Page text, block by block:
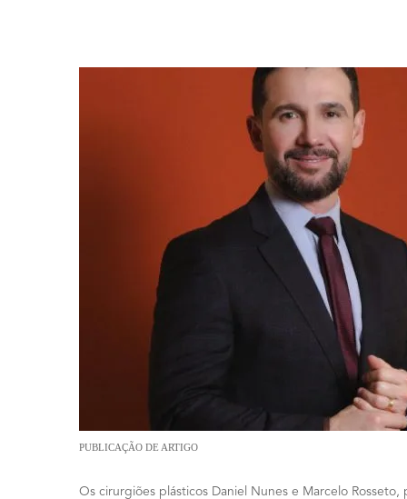
Livro “Cirurgia Plástica na Prática”
PUBLICAÇÃO DE ARTIGO
Os cirurgiões plásticos Daniel Nunes e Marcelo